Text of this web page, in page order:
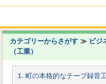
カテゴリーからさがす ≫ ビジ
（工業）
1. 町の本格的なテープ録音